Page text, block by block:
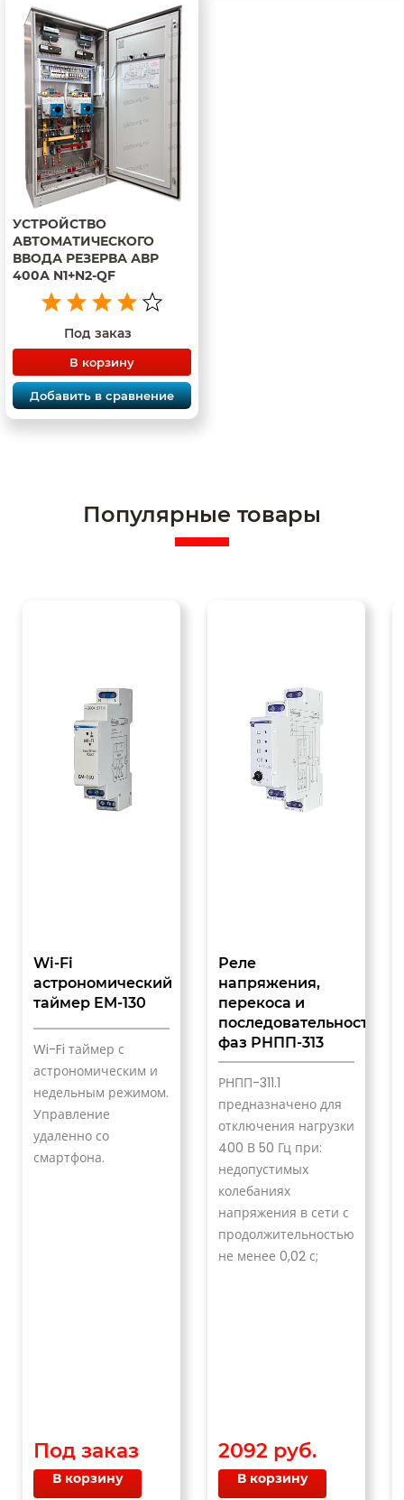
УСТРОЙСТВО
АВТОМАТИЧЕСКОГО
ВВОДА РЕЗЕРВА АВР
400А N1+N2-QF
Под заказ
В корзину
Добавить в сравнение
Популярные товары
Wi-Fi
астрономический
таймер EM-130
Wi-Fi таймер с
астрономическим и
недельным режимом.
Управление
удаленно со
смартфона.
Под заказ
В корзину
Реле
напряжения,
перекоса и
последовательности
фаз РНПП-313
РНПП-311.1
предназначено для
отключения нагрузки
400 В 50 Гц при:
недопустимых
колебаниях
напряжения в сети с
продолжительностью
не менее 0,02 с;
2092 руб.
В корзину